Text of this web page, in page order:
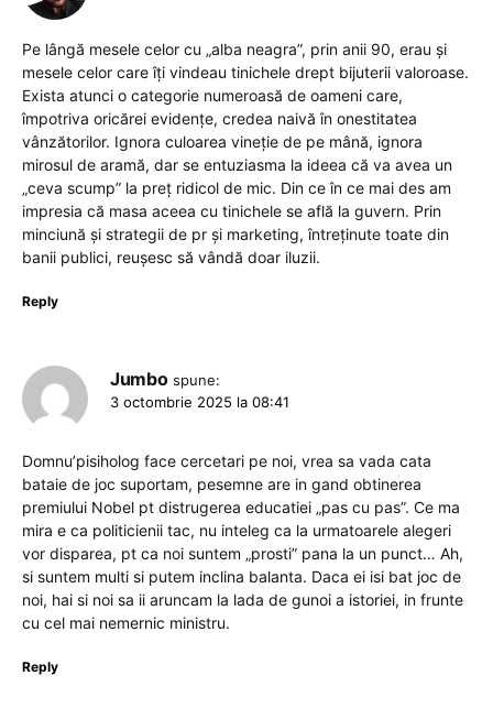
Pe lângă mesele celor cu „alba neagra”, prin anii 90, erau și
mesele celor care îți vindeau tinichele drept bijuterii valoroase.
Exista atunci o categorie numeroasă de oameni care,
împotriva oricărei evidențe, credea naivă în onestitatea
vânzătorilor. Ignora culoarea vineție de pe mână, ignora
mirosul de aramă, dar se entuziasma la ideea că va avea un
„ceva scump” la preț ridicol de mic. Din ce în ce mai des am
impresia că masa aceea cu tinichele se află la guvern. Prin
minciună și strategii de pr și marketing, întreținute toate din
banii publici, reușesc să vândă doar iluzii.
Reply
Jumbo spune:
3 octombrie 2025 la 08:41
Domnu’pisiholog face cercetari pe noi, vrea sa vada cata
bataie de joc suportam, pesemne are in gand obtinerea
premiului Nobel pt distrugerea educatiei „pas cu pas”. Ce ma
mira e ca politicienii tac, nu inteleg ca la urmatoarele alegeri
vor disparea, pt ca noi suntem „prosti” pana la un punct… Ah,
si suntem multi si putem inclina balanta. Daca ei isi bat joc de
noi, hai si noi sa ii aruncam la lada de gunoi a istoriei, in frunte
cu cel mai nemernic ministru.
Reply